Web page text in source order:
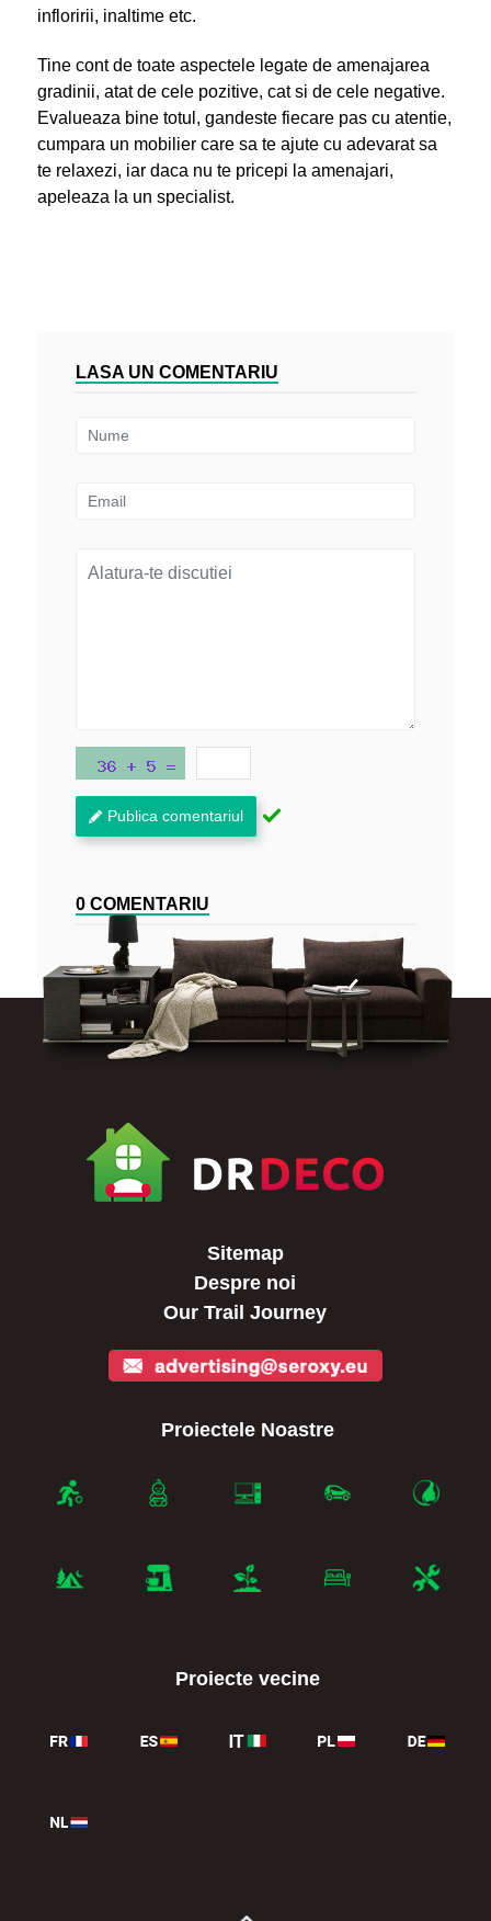
infloririi, inaltime etc.
Tine cont de toate aspectele legate de amenajarea
gradinii, atat de cele pozitive, cat si de cele negative.
Evalueaza bine totul, gandeste fiecare pas cu atentie,
cumpara un mobilier care sa te ajute cu adevarat sa
te relaxezi, iar daca nu te pricepi la amenajari,
apeleaza la un specialist.
LASA UN COMENTARIU
Publica comentariul
0 COMENTARIU
Sitemap
Despre noi
Our Trail Journey
Proiectele Noastre
Proiecte vecine